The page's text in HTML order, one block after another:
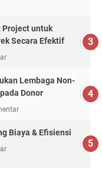
Project untuk
Secara Efektif
Lembaga Non-
Donor
Biaya & Efisiensi